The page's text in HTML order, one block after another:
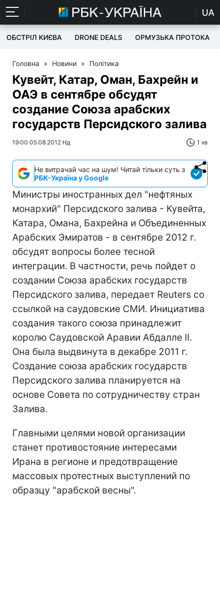
UA
ОБСТРІЛ КИЄВА DRONE DEALS ОРМУЗЬКА ПРОТОКА
Головна » Новини » Політика
Кувейт, Катар, Оман, Бахрейн и
ОАЭ в сентябре обсудят
создание Союза арабских
государств Персидского залива
19:00 05.08.2012 Нд 1 хв
Не витрачай час на шум! Читай тільки суть з
РБК-Україна у Google
Министры иностранных дел "нефтяных
монархий" Персидского залива - Кувейта,
Катара, Омана, Бахрейна и Объединенных
Арабских Эмиратов - в сентябре 2012 г.
обсудят вопросы более тесной
интеграции. В частности, речь пойдет о
создании Союза арабских государств
Персидского залива, передает Reuters со
ссылкой на саудовские СМИ. Инициатива
создания такого союза принадлежит
королю Саудовской Аравии Абдалле II.
Она была выдвинута в декабре 2011 г.
Создание союза арабских государств
Персидского залива планируется на
основе Совета по сотрудничеству стран
Залива.
Главными целями новой организации
станет противостояние интересами
Ирана в регионе и предотвращение
массовых протестных выступлений по
образцу "арабской весны".